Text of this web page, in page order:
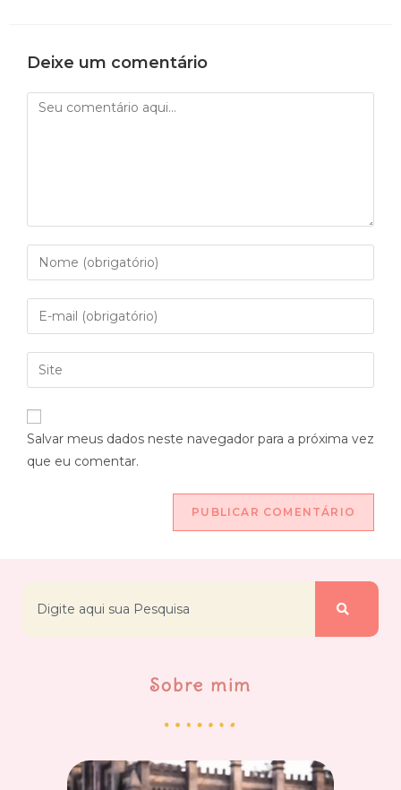
Deixe um comentário
Salvar meus dados neste navegador para a próxima vez
que eu comentar.
Sobre mim